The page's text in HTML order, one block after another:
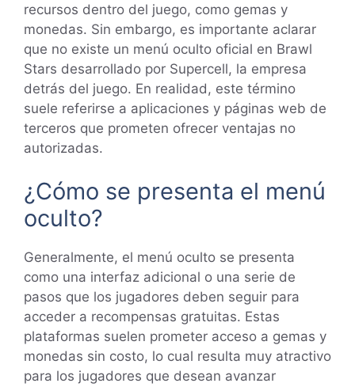
recursos dentro del juego, como gemas y
monedas. Sin embargo, es importante aclarar
que no existe un menú oculto oficial en Brawl
Stars desarrollado por Supercell, la empresa
detrás del juego. En realidad, este término
suele referirse a aplicaciones y páginas web de
terceros que prometen ofrecer ventajas no
autorizadas.
¿Cómo se presenta el menú
oculto?
Generalmente, el menú oculto se presenta
como una interfaz adicional o una serie de
pasos que los jugadores deben seguir para
acceder a recompensas gratuitas. Estas
plataformas suelen prometer acceso a gemas y
monedas sin costo, lo cual resulta muy atractivo
para los jugadores que desean avanzar